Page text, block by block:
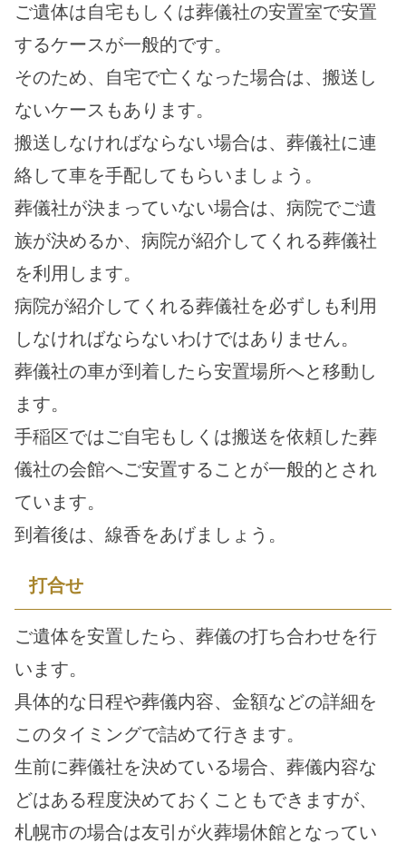
ご遺体は自宅もしくは葬儀社の安置室で安置
するケースが一般的です。
そのため、自宅で亡くなった場合は、搬送し
ないケースもあります。
搬送しなければならない場合は、葬儀社に連
絡して車を手配してもらいましょう。
葬儀社が決まっていない場合は、病院でご遺
族が決めるか、病院が紹介してくれる葬儀社
を利用します。
病院が紹介してくれる葬儀社を必ずしも利用
しなければならないわけではありません。
葬儀社の車が到着したら安置場所へと移動し
ます。
手稲区ではご自宅もしくは搬送を依頼した葬
儀社の会館へご安置することが一般的とされ
ています。
到着後は、線香をあげましょう。
打合せ
ご遺体を安置したら、葬儀の打ち合わせを行
います。
具体的な日程や葬儀内容、金額などの詳細を
このタイミングで詰めて行きます。
生前に葬儀社を決めている場合、葬儀内容な
どはある程度決めておくこともできますが、
札幌市の場合は友引が火葬場休館となってい